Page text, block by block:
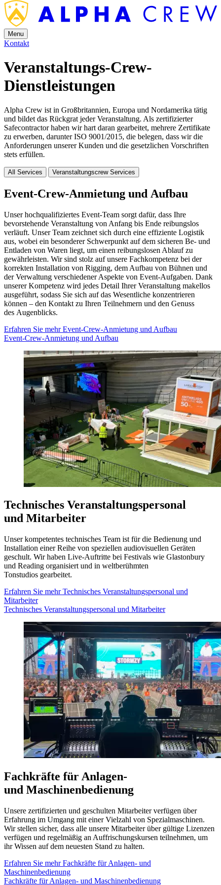
Menu
Kontakt
Veranstaltungs-Crew-
Dienstleistungen
Alpha Crew ist in Großbritannien, Europa und Nordamerika tätig
und bildet das Rückgrat jeder Veranstaltung. Als zertifizierter
Safecontractor haben wir hart daran gearbeitet, mehrere Zertifikate
zu erwerben, darunter ISO 9001/2015, die belegen, dass wir die
Anforderungen unserer Kunden und die gesetzlichen Vorschriften
stets erfüllen.
All Services Veranstaltungscrew Services
Event-Crew-Anmietung und Aufbau
Unser hochqualifiziertes Event-Team sorgt dafür, dass Ihre
bevorstehende Veranstaltung von Anfang bis Ende reibungslos
verläuft. Unser Team zeichnet sich durch eine effiziente Logistik
aus, wobei ein besonderer Schwerpunkt auf dem sicheren Be- und
Entladen von Waren liegt, um einen reibungslosen Ablauf zu
gewährleisten. Wir sind stolz auf unsere Fachkompetenz bei der
korrekten Installation von Rigging, dem Aufbau von Bühnen und
der Verwaltung verschiedener Aspekte von Event-Aufgaben. Dank
unserer Kompetenz wird jedes Detail Ihrer Veranstaltung makellos
ausgeführt, sodass Sie sich auf das Wesentliche konzentrieren
können – den Kontakt zu Ihren Teilnehmern und den Genuss
des Augenblicks.
Erfahren Sie mehrEvent-Crew-Anmietung und Aufbau
Event-Crew-Anmietung und Aufbau
Technisches Veranstaltungspersonal
und Mitarbeiter
Unser kompetentes technisches Team ist für die Bedienung und
Installation einer Reihe von speziellen audiovisuellen Geräten
geschult. Wir haben Live-Auftritte bei Festivals wie Glastonbury
und Reading organisiert und in weltberühmten
Tonstudios gearbeitet.
Erfahren Sie mehrTechnisches Veranstaltungspersonal und
Mitarbeiter
Technisches Veranstaltungspersonal und Mitarbeiter
Fachkräfte für Anlagen-
und Maschinenbedienung
Unsere zertifizierten und geschulten Mitarbeiter verfügen über
Erfahrung im Umgang mit einer Vielzahl von Spezialmaschinen.
Wir stellen sicher, dass alle unsere Mitarbeiter über gültige Lizenzen
verfügen und regelmäßig an Auffrischungskursen teilnehmen, um
ihr Wissen auf dem neuesten Stand zu halten.
Erfahren Sie mehrFachkräfte für Anlagen- und
Maschinenbedienung
Fachkräfte für Anlagen- und Maschinenbedienung